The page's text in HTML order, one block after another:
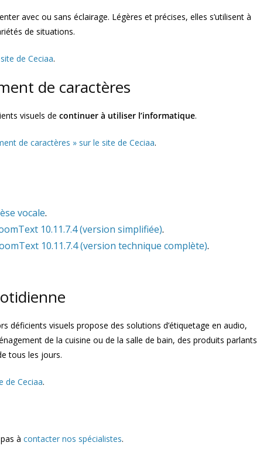
avec ou sans éclairage. Légères et précises, elles s’utilisent à
de situations.
de Ceciaa.
de caractères
visuels de continuer à utiliser l’informatique.
de caractères » sur le site de Ceciaa.
vocale.
10.11.7.4 (version simplifiée).
10.11.7.4 (version technique complète).
déficients visuels propose des solutions d’étiquetage en audio,
de la cuisine ou de la salle de bain, des produits parlants
tous les jours.
de Ceciaa.
à contacter nos spécialistes.